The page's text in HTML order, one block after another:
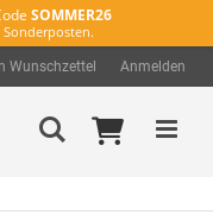
SOMMER26
Mein
Wunschzettel Anmelden
Suche